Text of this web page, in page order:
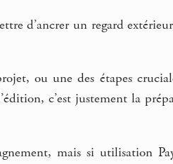
d’ancrer un regard
ou une des étapes
c’est justement la
mais si utilisation